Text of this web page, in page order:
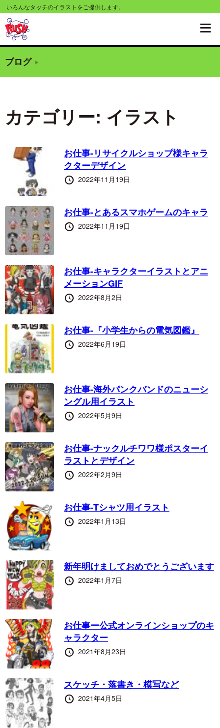
コ
ン
テ
ツ
動
いろんなタッチのイラストをご提供します。
ブログ
カテゴリー: イラスト
お仕事-リサイクルショップ様キャラ
クターデザイン
投
2022年11月19日
お仕事-とあるスマホゲームのキャラ
投
2022年11月19日
お仕事-キャラクターイラストとアニ
メーションGIF
投
2022年8月2日
お仕事-『小学生からの電気図鑑』
投
2022年6月19日
お仕事-海外パンクバンドのニューシ
ングル用イラスト
投
2022年5月9日
お仕事-ナックルチワワ様ポスターイ
ラストとデザイン
投
2022年2月9日
お仕事-Tシャツ用イラスト
投
2022年1月13日
新年明けましておめでとうございます
投
2022年1月7日
お仕事ー公式オンラインショップのキ
ャラクター
投
2021年8月23日
スケッチ・落書き・模写など
投
2021年4月5日